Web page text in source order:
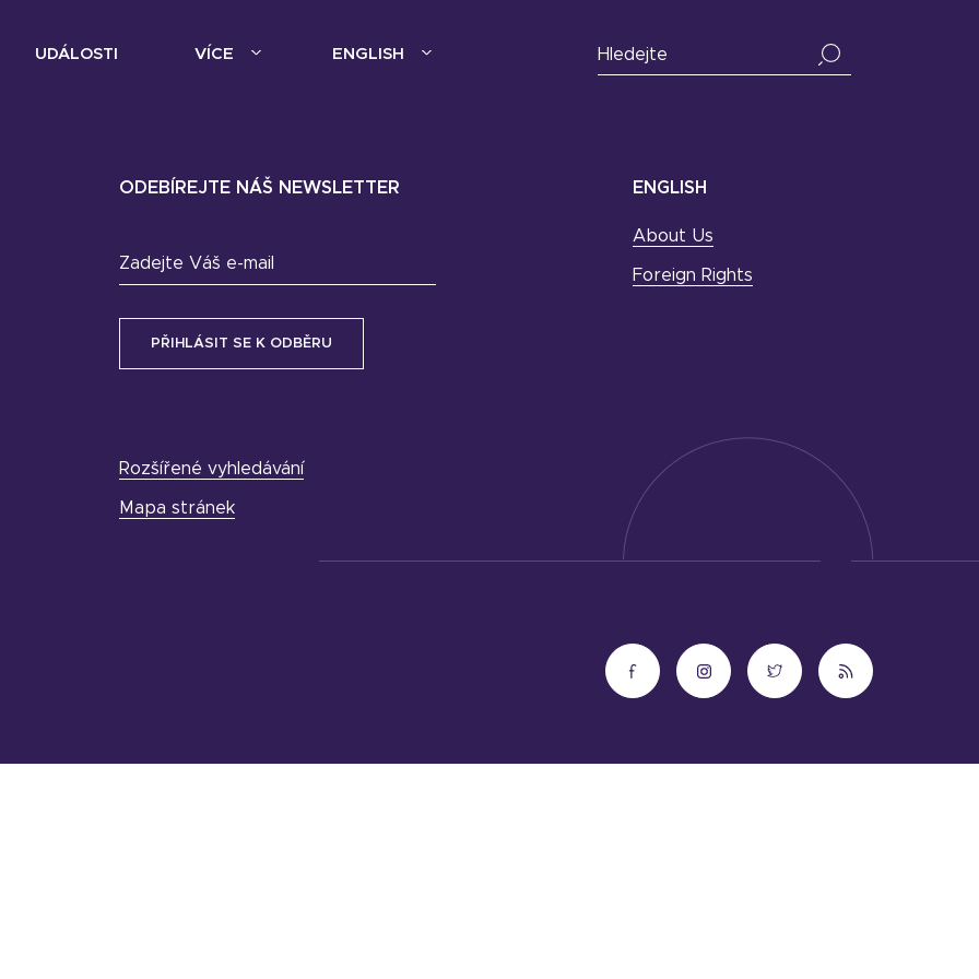
UDÁLOSTI VÍCE ENGLISH
ODEBÍREJTE NÁŠ NEWSLETTER
Zadejte Váš e-mail
Rozšířené vyhledávání
Mapa stránek
ENGLISH
About Us
Foreign Rights